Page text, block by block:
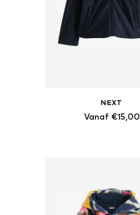
NEXT
Vanaf €15,00